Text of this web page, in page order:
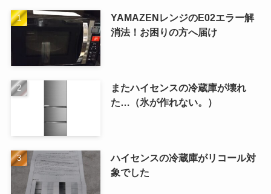
YAMAZENレンジのE02エラー解
消法！お困りの方へ届け
またハイセンスの冷蔵庫が壊れ
た…（氷が作れない。）
ハイセンスの冷蔵庫がリコール対
象でした